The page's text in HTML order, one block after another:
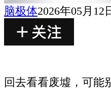
脑极体2026年05月12
回去看看废墟，可能